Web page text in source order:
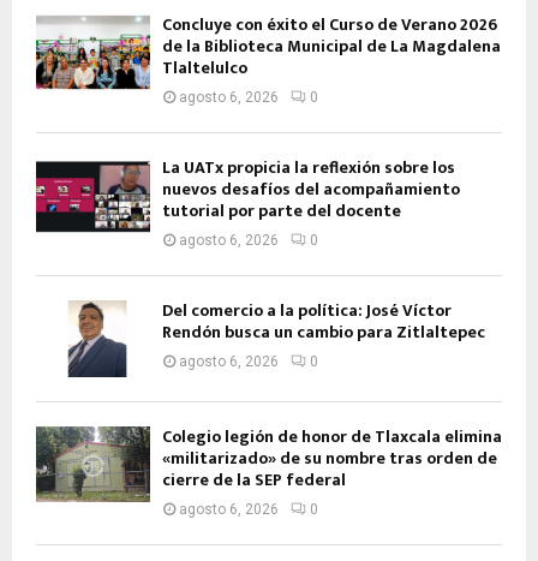
Concluye con éxito el Curso de Verano 2026
de la Biblioteca Municipal de La Magdalena
Tlaltelulco
agosto 6, 2026 0
La UATx propicia la reflexión sobre los
nuevos desafíos del acompañamiento
tutorial por parte del docente
agosto 6, 2026 0
Del comercio a la política: José Víctor
Rendón busca un cambio para Zitlaltepec
agosto 6, 2026 0
Colegio legión de honor de Tlaxcala elimina
«militarizado» de su nombre tras orden de
cierre de la SEP federal
agosto 6, 2026 0